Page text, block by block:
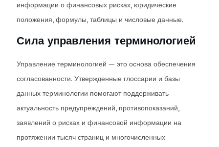
информации о финансовых рисках, юридические
положения, формулы, таблицы и числовые данные.
Сила управления терминологией
Управление терминологией — это основа обеспечения
согласованности. Утвержденные глоссарии и базы
данных терминологии помогают поддерживать
актуальность предупреждений, противопоказаний,
заявлений о рисках и финансовой информации на
протяжении тысяч страниц и многочисленных